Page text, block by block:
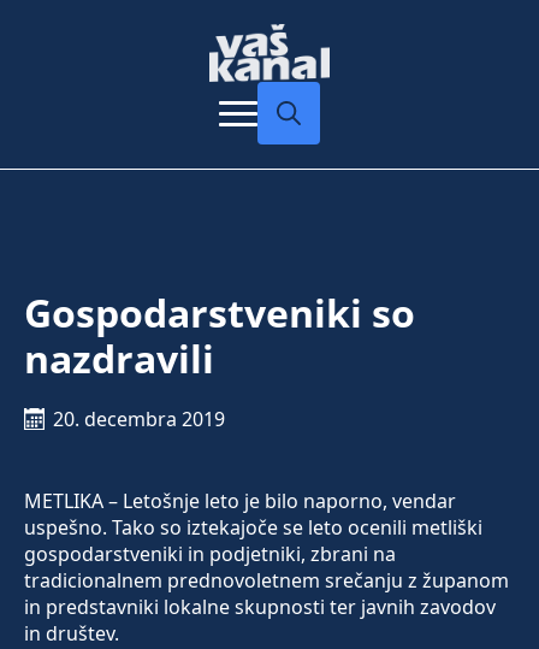
Gospodarstveniki so
nazdravili
20. decembra 2019
METLIKA – Letošnje leto je bilo naporno, vendar
uspešno. Tako so iztekajoče se leto ocenili metliški
gospodarstveniki in podjetniki, zbrani na
tradicionalnem prednovoletnem srečanju z županom
in predstavniki lokalne skupnosti ter javnih zavodov
in društev.